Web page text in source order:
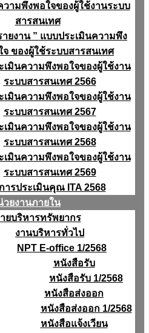
วามพึงพอใจของผู้ใช้งานระบบ
สารสนเทศ
ายงาน ” แบบประเมินความพึง
จ ของผู้ใช้ระบบสารสนเทศ
เมินความพึงพอใจของผู้ใช้งาน
ระบบสารสนเทศ 2566
เมินความพึงพอใจของผู้ใช้งาน
ระบบสารสนเทศ 2567
เมินความพึงพอใจของผู้ใช้งาน
ระบบสารสนเทศ 2568
เมินความพึงพอใจของผู้ใช้งาน
ระบบสารสนเทศ 2569
ารประเมินคุณ ITA 2568
วยงานภายใน
ยบริหารทรัพยากร
งานบริหารทั่วไป
NPT E-office 1/2568
หนังสือรับ
หนังสือรับ 1/2568
หนังสือส่งออก
หนังสือส่งออก 1/2568
หนังสือแจ้งเวียน